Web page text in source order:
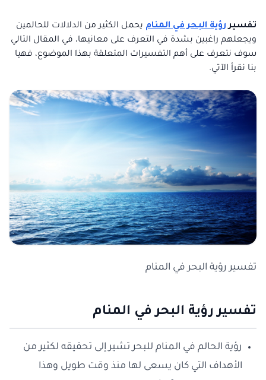
تفسيررؤيةالبحر في المنام يحمل الكثير من الدلالات للحالمين
ويجعلهم راغبين بشدة في التعرف على معانيها، في المقال التالي
سوف نتعرف على أهم التفسيرات المتعلقة بهذا الموضوع، فهيا
بنا نقرأ الآتي.
تفسير رؤية البحر في المنام
تفسير رؤية البحر في المنام
رؤية الحالم في المنام للبحر تشير إلى تحقيقه لكثير من
الأهداف التي كان يسعى لها منذ وقت طويل وهذا